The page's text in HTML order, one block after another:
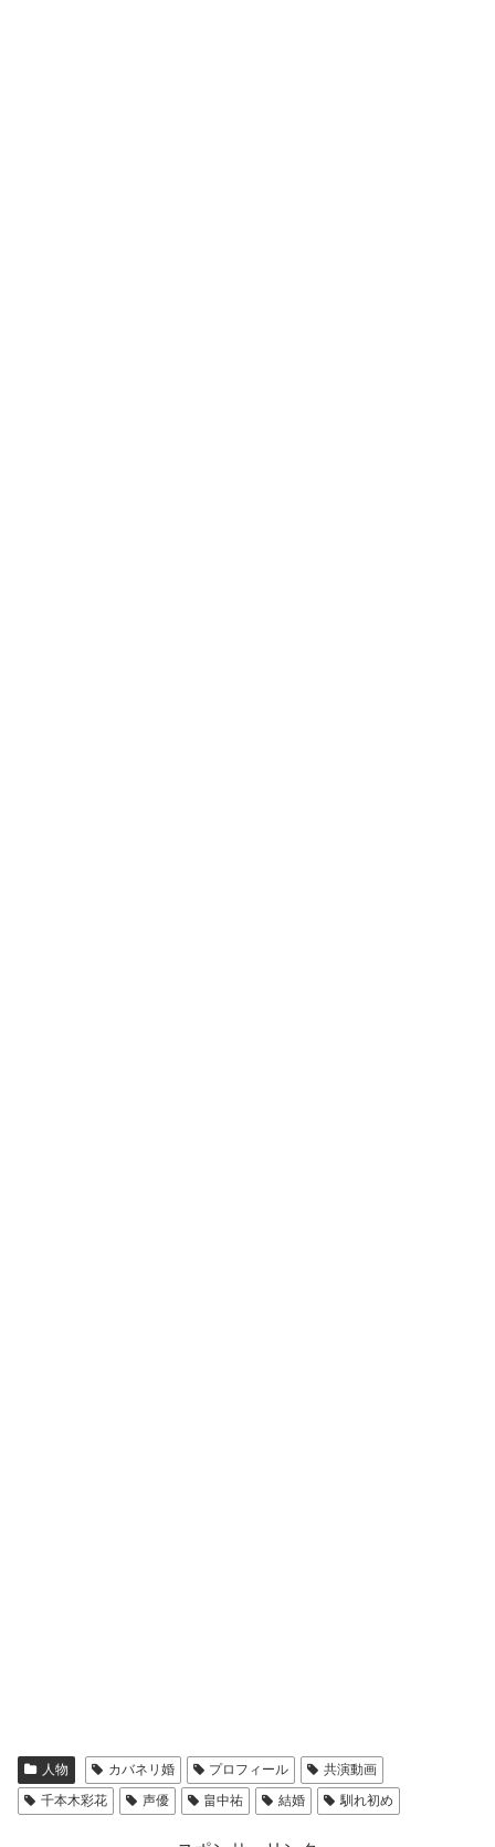
人物 カバネリ婚 プロフィール
共演動画
千本木彩花
声優 畠中祐 結婚 馴れ初め